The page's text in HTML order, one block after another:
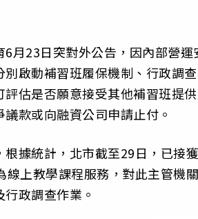
6月23日突對外公告，因內部營
別啟動補習班履保機制、行政調
評估是否願意接受其他補習班提
款或向融資公司申請止付。
根據統計，北市截至29日，已接
線上教學課程服務，對此主管機
政調查作業。